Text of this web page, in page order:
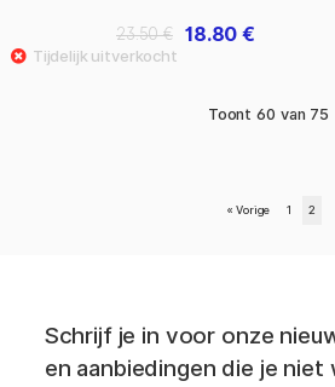
18.80 €
23.50 €
Toont 60 van 75
« Vorige 1 2
Schrijf je in voor onze
en aanbiedingen die je niet